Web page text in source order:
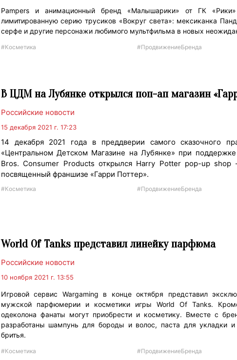
Pampers и анимационный бренд «Малышарики» от ГК
лимитированную серию трусиков «Вокруг света»: мексиканка
серфе и другие персонажи любимого мультфильма в новых
#Косметика #ПродвижениеБренда
В ЦДМ на Лубянке открылся поп-ап магазин
Российские новости
15 декабря 2021 г. 17:23
14 декабря 2021 года в преддверии самого сказочного
«Центральном Детском Магазине на Лубянке» при
Bros. Consumer Products открылся Harry Potter pop-up shop
посвященный франшизе «Гарри Поттер».
#Косметика #ПродвижениеБренда
World Of Tanks представил линейку парфюма
Российские новости
10 ноября 2021 г. 13:55
Игровой сервис Wargaming в конце октября представил
мужской парфюмерии и косметики игры World Of Tanks. Кроме
одеколона фанаты могут приобрести и косметику. Вместе с
разработаны шампунь для бороды и волос, паста для укладки
бритья.
#Косметика #ПродвижениеБренда